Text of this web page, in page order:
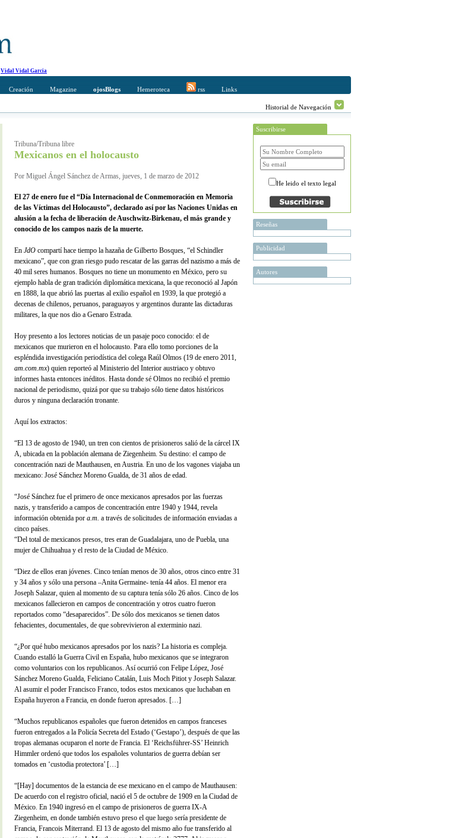
Vidal Vidal Garcia
Creación Magazine ojosBlogs Hemeroteca rss Links
Historial de Navegación
Tribuna/Tribuna libre
Mexicanos en el holocausto
Por Miguel Ángel Sánchez de Armas, jueves, 1 de marzo de 2012
El 27 de enero fue el “Día Internacional de Conmemoración en Memoria
de las Víctimas del Holocausto”, declarado así por las Naciones Unidas en
alusión a la fecha de liberación de Auschwitz-Birkenau, el más grande y
conocido de los campos nazis de la muerte.
En JdO compartí hace tiempo la hazaña de Gilberto Bosques, “el Schindler
mexicano”, que con gran riesgo pudo rescatar de las garras del nazismo a más de
40 mil seres humanos. Bosques no tiene un monumento en México, pero su
ejemplo habla de gran tradición diplomática mexicana, la que reconoció al Japón
en 1888, la que abrió las puertas al exilio español en 1939, la que protegió a
decenas de chilenos, peruanos, paraguayos y argentinos durante las dictaduras
militares, la que nos dio a Genaro Estrada.
Hoy presento a los lectores noticias de un pasaje poco conocido: el de
mexicanos que murieron en el holocausto. Para ello tomo porciones de la
espléndida investigación periodística del colega Raúl Olmos (19 de enero 2011,
am.com.mx) quien reporteó al Ministerio del Interior austriaco y obtuvo
informes hasta entonces inéditos. Hasta donde sé Olmos no recibió el premio
nacional de periodismo, quizá por que su trabajo sólo tiene datos históricos
duros y ninguna declaración tronante.
Aquí los extractos:
“El 13 de agosto de 1940, un tren con cientos de prisioneros salió de la cárcel IX
A, ubicada en la población alemana de Ziegenheim. Su destino: el campo de
concentración nazi de Mauthausen, en Austria. En uno de los vagones viajaba un
mexicano: José Sánchez Moreno Gualda, de 31 años de edad.
“José Sánchez fue el primero de once mexicanos apresados por las fuerzas
nazis, y transferido a campos de concentración entre 1940 y 1944, revela
información obtenida por a.m. a través de solicitudes de información enviadas a
cinco países.
“Del total de mexicanos presos, tres eran de Guadalajara, uno de Puebla, una
mujer de Chihuahua y el resto de la Ciudad de México.
“Diez de ellos eran jóvenes. Cinco tenían menos de 30 años, otros cinco entre 31
y 34 años y sólo una persona –Anita Germaine- tenía 44 años. El menor era
Joseph Salazar, quien al momento de su captura tenía sólo 26 años. Cinco de los
mexicanos fallecieron en campos de concentración y otros cuatro fueron
reportados como “desaparecidos”. De sólo dos mexicanos se tienen datos
fehacientes, documentales, de que sobrevivieron al exterminio nazi.
“¿Por qué hubo mexicanos apresados por los nazis? La historia es compleja.
Cuando estalló la Guerra Civil en España, hubo mexicanos que se integraron
como voluntarios con los republicanos. Así ocurrió con Felipe López, José
Sánchez Moreno Gualda, Feliciano Catalán, Luis Moch Pitiot y Joseph Salazar.
Al asumir el poder Francisco Franco, todos estos mexicanos que luchaban en
España huyeron a Francia, en donde fueron apresados. […]
“Muchos republicanos españoles que fueron detenidos en campos franceses
fueron entregados a la Policía Secreta del Estado (‘Gestapo’), después de que las
tropas alemanas ocuparon el norte de Francia. El ‘Reichsführer-SS’ Heinrich
Himmler ordenó que todos los españoles voluntarios de guerra debían ser
tomados en ‘custodia protectora’ […]
“[Hay] documentos de la estancia de ese mexicano en el campo de Mauthausen:
De acuerdo con el registro oficial, nació el 5 de octubre de 1909 en la Ciudad de
México. En 1940 ingresó en el campo de prisioneros de guerra IX-A
Ziegenheim, en donde también estuvo preso el que luego sería presidente de
Francia, Francois Miterrand. El 13 de agosto del mismo año fue transferido al
Suscribirse
He leido el texto legal
Reseñas
Publicidad
Autores